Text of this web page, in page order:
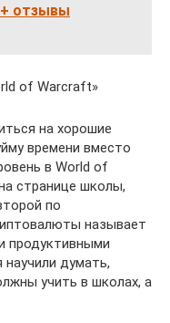
отзывы
of Warcraft»
на хорошие
времени вместо
в World of
странице школы,
по
называет
продуктивными
думать,
учить в школах, а